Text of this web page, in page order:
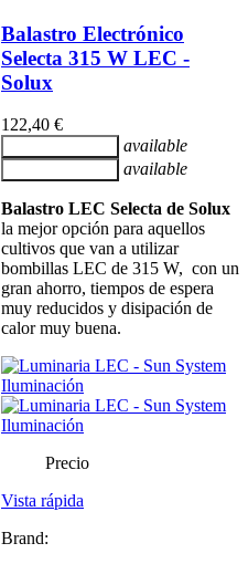
Balastro Electrónico
Selecta 315 W LEC -
Solux
122,40 €
available
available
Balastro LEC Selecta de Solux
la mejor opción para aquellos
cultivos que van a utilizar
bombillas LEC de 315 W, con un
gran ahorro, tiempos de espera
muy reducidos y disipación de
calor muy buena.
Precio
Vista rápida
Brand: